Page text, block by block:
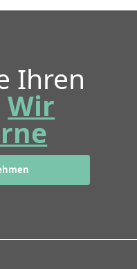
Ihren
Wir